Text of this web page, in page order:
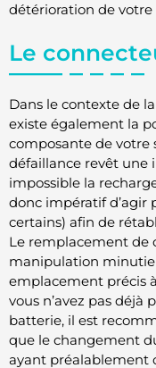
détérioration de
Le
Dans le contexte de
existe également la
composante de votre
défaillance revêt une
impossible la
donc impératif
certains) afin de
Le remplacement de
manipulation
emplacement précis
vous n’avez pas
batterie, il est
que le changement
ayant préalablement